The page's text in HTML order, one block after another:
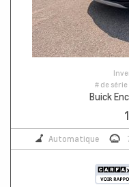
# de série
Buick
Automatique